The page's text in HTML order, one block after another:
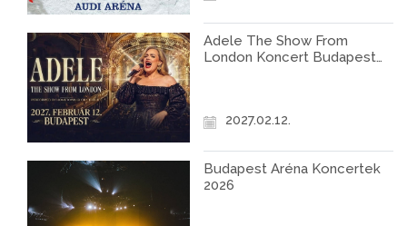
Adele The Show From
London Koncert Budapest
2027.02.12.
Budapest Aréna Koncertek
2026